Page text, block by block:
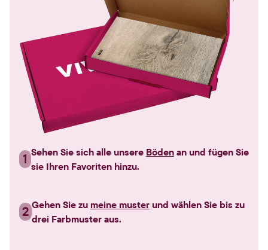
1 Sehen Sie sich alle unsere Bödenan und fügen Sie
sie Ihren Favoriten hinzu.
2 Gehen Sie zu meine muster und wählen Sie bis zu
drei Farbmuster aus.